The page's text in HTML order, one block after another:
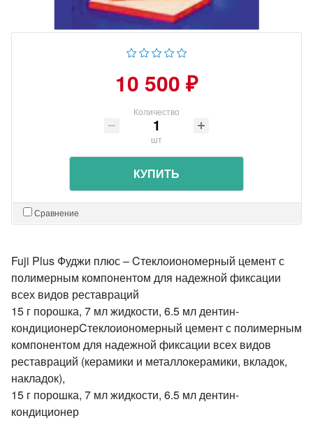
10 500 ₽
Количество
шт
КУПИТЬ
Сравнение
Fuji Plus Фуджи плюс – Cтеклоиономерный цемент с
полимерным компонентом для надежной фиксации
всех видов реставраций
15 г порошка, 7 мл жидкости, 6.5 мл дентин-
кондиционерCтеклоиономерный цемент с полимерным
компонентом для надежной фиксации всех видов
реставраций (керамики и металлокерамики, вкладок,
накладок),
15 г порошка, 7 мл жидкости, 6.5 мл дентин-
кондиционер